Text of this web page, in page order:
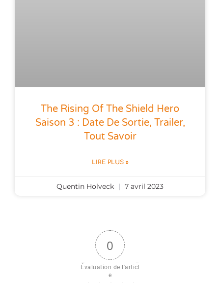
The Rising Of The Shield Hero
Saison 3 : Date De Sortie, Trailer,
Tout Savoir
LIRE PLUS »
Quentin Holveck 7 avril 2023
0
Évaluation de l'articl
e